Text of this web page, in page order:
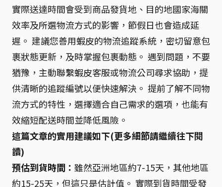
實際送達時間會受到商品發貨地、目的地國家海關
效率及所選物流方式的影響，節假日也會造成延
遲。 建議您善用蝦皮的物流追蹤系統，密切留意包
裹狀態更新，及時掌握包裹動態。 遇到問題，不要
猶豫，主動聯繫蝦皮客服或物流公司尋求協助，提
供清晰的追蹤編號以便快速解決。 提前了解不同物
流方式的特性，選擇適合自己需求的選項，也能有
效縮短配送時間並降低風險。
這篇文章的實用建議如下(更多細節請繼續往下閱
讀)
預估到貨時間： 雖然亞洲地區約7-15天，其他地區
約15-25天，但這只是估計值。 實際到貨時間受發